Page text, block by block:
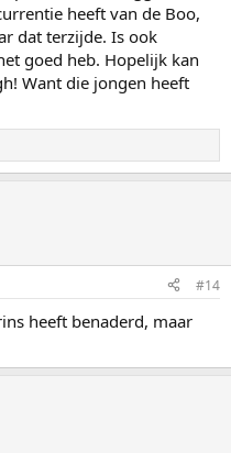
heeft van de Boo,
dat terzijde. Is ook
goed heb. Hopelijk kan
Want die jongen heeft
#14
heeft benaderd, maar